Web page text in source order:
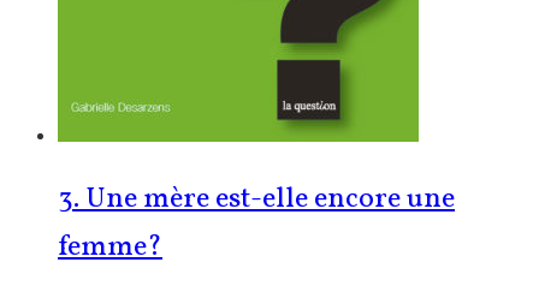
3. Une mère est-elle encore une
femme?